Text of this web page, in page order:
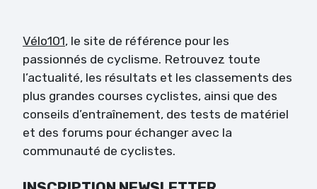
Vélo101, le site de référence pour les
passionnés de cyclisme. Retrouvez toute
l’actualité, les résultats et les classements des
plus grandes courses cyclistes, ainsi que des
conseils d’entraînement, des tests de matériel
et des forums pour échanger avec la
communauté de cyclistes.